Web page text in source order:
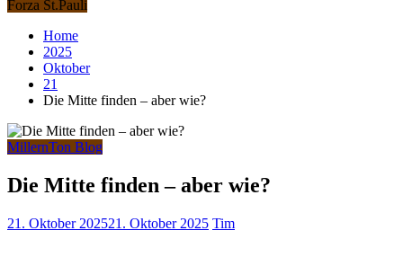
Forza St.Pauli
Home
2025
Oktober
21
Die Mitte finden – aber wie?
MillernTon Blog
Die Mitte finden – aber wie?
21. Oktober 202521. Oktober 2025 Tim